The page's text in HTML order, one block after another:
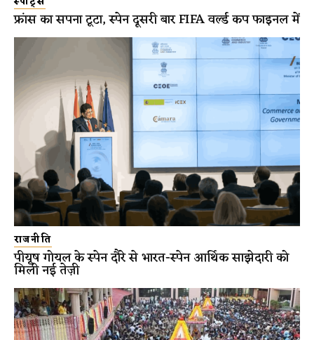
फ्रांस का सपना टूटा, स्पेन दूसरी बार FIFA वर्ल्ड कप फाइनल में
राजनीति
पीयूष गोयल के स्पेन दौरे से भारत-स्पेन आर्थिक साझेदारी को
मिली नई तेज़ी